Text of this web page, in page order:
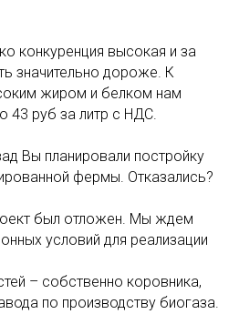
конкуренция высокая и за
значительно дороже. К
жиром и белком нам
43 руб за литр с НДС.
Вы планировали постройку
фермы. Отказались?
был отложен. Мы ждем
условий для реализации
– собственно коровника,
по производству биогаза.